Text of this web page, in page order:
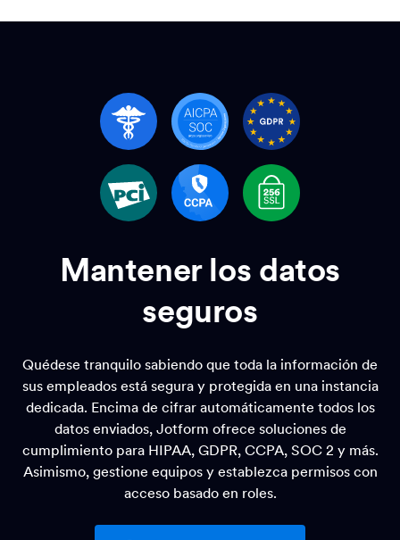
Mantener los datos
seguros
Quédese tranquilo sabiendo que toda la información de
sus empleados está segura y protegida en una instancia
dedicada. Encima de cifrar automáticamente todos los
datos enviados, Jotform ofrece soluciones de
cumplimiento para HIPAA, GDPR, CCPA, SOC 2 y más.
Asimismo, gestione equipos y establezca permisos con
acceso basado en roles.